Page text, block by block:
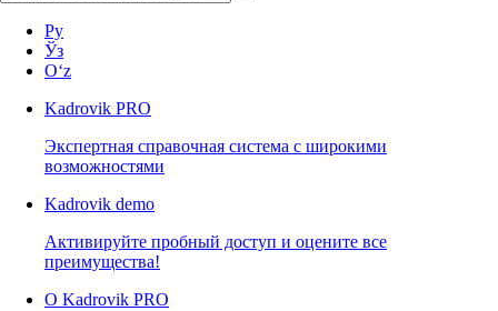
Ру
Ўз
Oʻz
Kadrovik PRO
Экспертная справочная система с широкими
возможностями
Kadrovik demo
Активируйте пробный доступ и оцените все
преимущества!
О Kadrovik PRO